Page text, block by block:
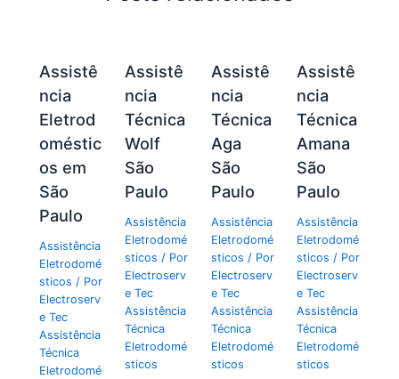
Assistê
ncia
Eletrod
oméstic
os em
São
Paulo
Assistência
Eletrodomé
sticos / Por
Electroserv
e Tec
Assistência
Técnica
Eletrodomé
Assistê
ncia
Técnica
Wolf
São
Paulo
Assistência
Eletrodomé
sticos / Por
Electroserv
e Tec
Assistência
Técnica
Eletrodomé
sticos
Assistê
ncia
Técnica
Aga
São
Paulo
Assistência
Eletrodomé
sticos / Por
Electroserv
e Tec
Assistência
Técnica
Eletrodomé
sticos
Assistê
ncia
Técnica
Amana
São
Paulo
Assistência
Eletrodomé
sticos / Por
Electroserv
e Tec
Assistência
Técnica
Eletrodomé
sticos